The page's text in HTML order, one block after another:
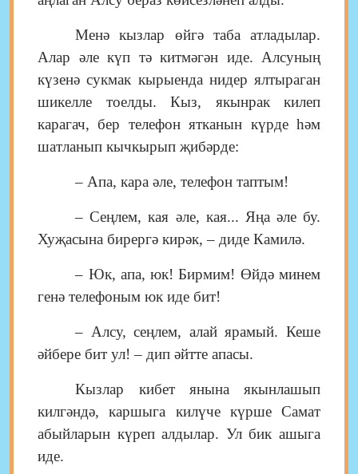
Менә кызлар өйгә таба атладылар.
Алар әле күп тә китмәгән иде. Алсуның
күзенә сукмак кырыенда нидер ялтыраган
шикелле тоелды. Кыз, якынрак килеп
карагач, бер телефон ятканын күрде һәм
шатланып кычкырып җибәрде:
– Апа, кара әле, телефон таптым!
– Сеңлем, кая әле, кая... Яңа әле бу.
Хуҗасына бирергә кирәк, – диде Камилә.
– Юк, апа, юк! Бирмим! Өйдә минем
генә телефоным юк иде бит!
– Алсу, сеңлем, алай ярамый. Кеше
әйбере бит ул! – дип әйтте апасы.
Кызлар кибет янына якынлашып
килгәндә, каршыга килүче күрше Самат
абыйларын күреп алдылар. Ул бик ашыга
иде.